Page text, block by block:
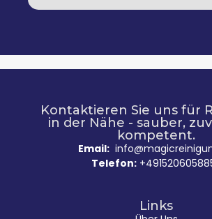
Kontaktieren Sie uns für
in der Nähe - sauber,
kompetent.
Email:
Telefon:
Links